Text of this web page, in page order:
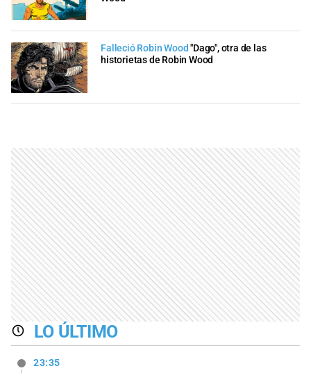
Falleció Robin Wood "Dago", otra de las
historietas de Robin Wood
LO ÚLTIMO
23:35